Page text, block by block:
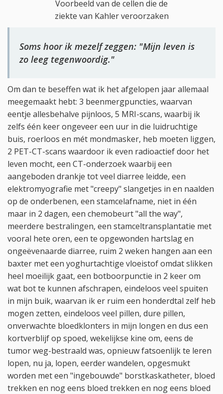
Voorbeeld van de cellen die de
ziekte van Kahler veroorzaken
Soms hoor ik mezelf zeggen: "Mijn leven is
zo leeg tegenwoordig."
Om dan te beseffen wat ik het afgelopen jaar allemaal
meegemaakt hebt: 3 beenmergpuncties, waarvan
eentje allesbehalve pijnloos, 5 MRI-scans, waarbij ik
zelfs één keer ongeveer een uur in die luidruchtige
buis, roerloos en mét mondmasker, heb moeten liggen,
2 PET-CT-scans waardoor ik even radioactief door het
leven mocht, een CT-onderzoek waarbij een
aangeboden drankje tot veel diarree leidde, een
elektromyografie met "creepy" slangetjes in en naalden
op de onderbenen, een stamcelafname, niet in één
maar in 2 dagen, een chemobeurt "all the way",
meerdere bestralingen, een stamceltransplantatie met
vooral hete oren, een te opgewonden hartslag en
ongeëvenaarde diarree, ruim 2 weken hangen aan een
baxter met een yoghurtachtige vloeistof omdat slikken
heel moeilijk gaat, een botboorpunctie in 2 keer om
wat bot te kunnen afschrapen, eindeloos veel spuiten
in mijn buik, waarvan ik er ruim een honderdtal zelf heb
mogen zetten, eindeloos veel pillen, dure pillen,
onverwachte bloedklonters in mijn longen en dus een
kortverblijf op spoed, wekelijkse kine om, eens de
tumor weg-bestraald was, opnieuw fatsoenlijk te leren
lopen, nu ja, lopen, eerder wandelen, opgesmukt
worden met een "ingebouwde" borstkaskatheter, bloed
trekken en nog eens bloed trekken en nog eens bloed